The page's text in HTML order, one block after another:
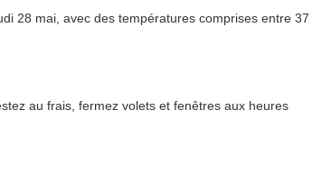
28 mai, avec des températures comprises entre 37
au frais, fermez volets et fenêtres aux heures